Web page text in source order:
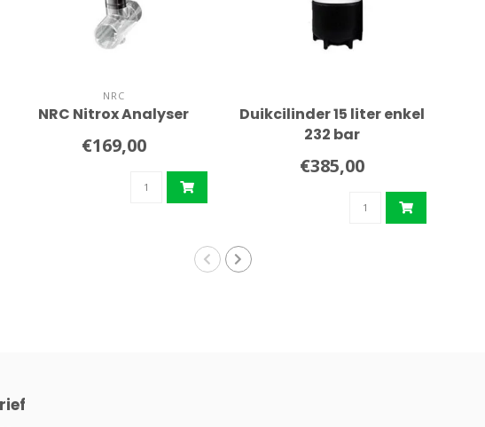
NRC
NRC Nitrox Analyser
€169,00
Duikcilinder 15 liter enkel
232 bar
€385,00